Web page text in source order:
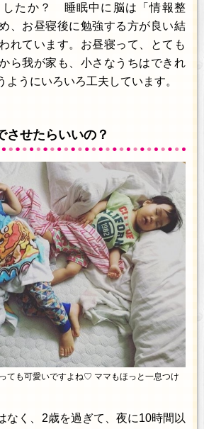
したか？ 睡眠中に脳は「情報整
、お昼寝後に勉強する方が良い結
れています。お昼寝って、とても
ら我が家も、小さなうちはできれ
ようにいろいろ工夫しています。
させたらいいの？
ても可愛いですよね♡ ママもほっと一息つけ
なく、2歳を過ぎて、夜に10時間以